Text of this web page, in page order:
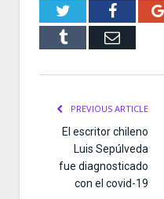
Twitter
Tumblr Email
PREVIOUS ARTICLE
El escritor chileno
Luis Sepúlveda
fue diagnosticado
con el covid-19